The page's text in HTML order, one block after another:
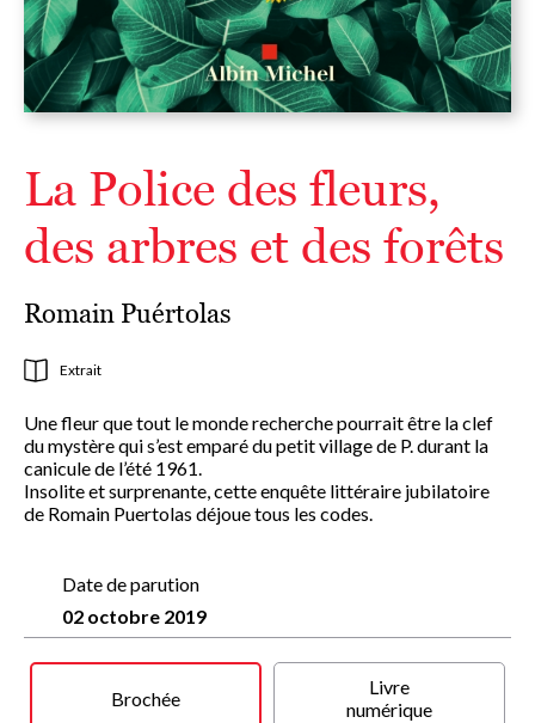
La Police des fleurs,
des arbres et des forêts
Romain Puértolas
Extrait
Une fleur que tout le monde recherche pourrait être la clef
du mystère qui s’est emparé du petit village de P. durant la
canicule de l’été 1961.
Insolite et surprenante, cette enquête littéraire jubilatoire
de Romain Puertolas déjoue tous les codes.
Date de parution
02 octobre 2019
Brochée
Livre
numérique